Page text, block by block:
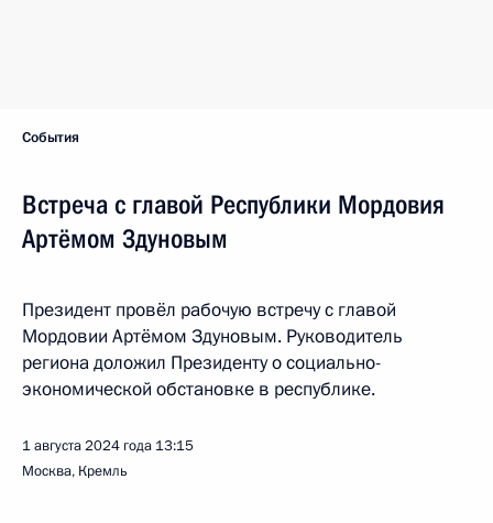
События
Встреча с главой Республики Мордовия
Артёмом Здуновым
Президент провёл рабочую встречу с главой
Мордовии Артёмом Здуновым. Руководитель
региона доложил Президенту о социально-
экономической обстановке в республике.
1 августа 2024 года 13:15
Москва, Кремль